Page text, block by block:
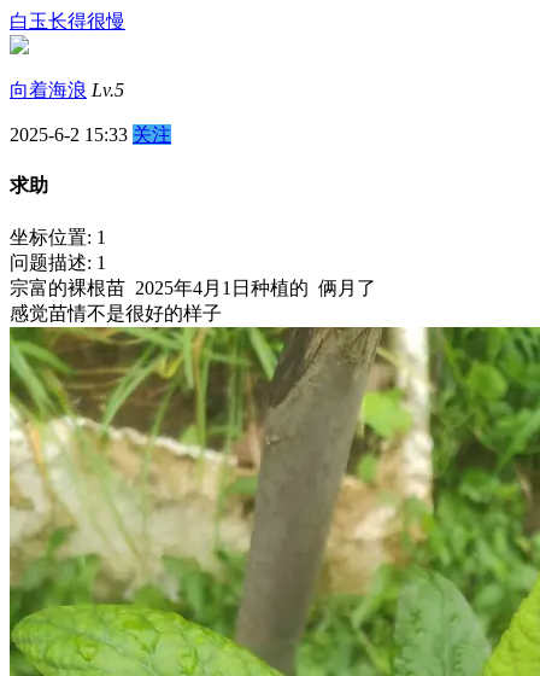
白玉长得很慢
向着海浪 Lv.5
2025-6-2 15:33 关注
求助
坐标位置: 1
问题描述: 1
宗富的裸根苗 2025年4月1日种植的 俩月了
感觉苗情不是很好的样子